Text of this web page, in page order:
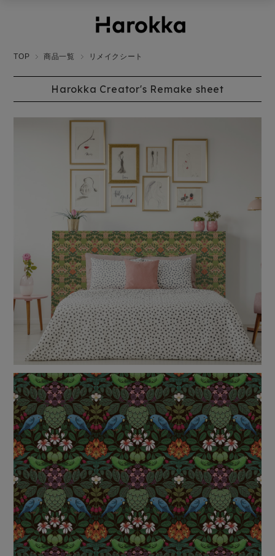
TOP 商品一覧 リメイクシート
Harokka Creator's Remake sheet